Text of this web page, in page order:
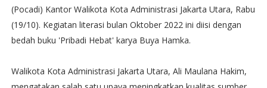
(Pocadi) Kantor Walikota Kota Administrasi Jakarta Utara, Rabu
(19/10). Kegiatan literasi bulan Oktober 2022 ini diisi dengan
bedah buku 'Pribadi Hebat' karya Buya Hamka.
Walikota Kota Administrasi Jakarta Utara, Ali Maulana Hakim,